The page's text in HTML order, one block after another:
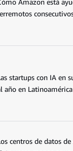
Amazon está
startups con IA en
año en Latinoamérica
centros de datos